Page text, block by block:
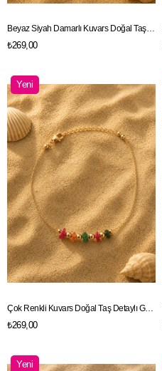
Beyaz Siyah Damarlı Kuvars Doğal Taş Detaylı Gold Renk Zincir Halhal
₺269,00
Çok Renkli Kuvars Doğal Taş Detaylı Gold Renk Zincir Halhal
₺269,00
Yeni
Ürün
Yeni